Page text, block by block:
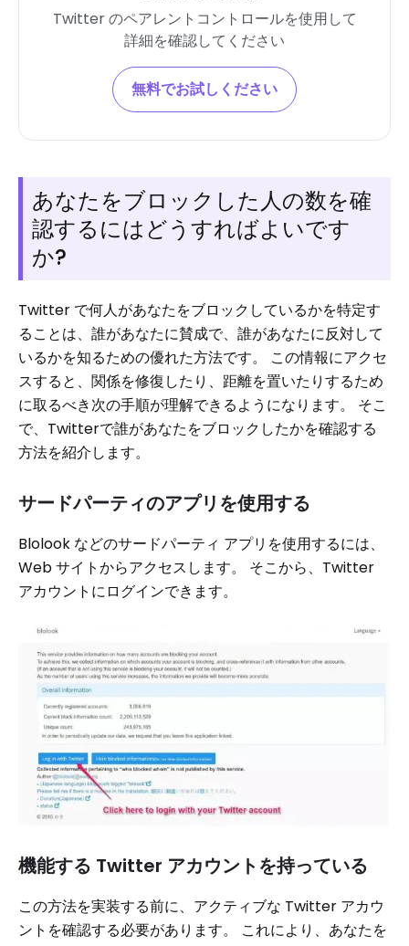
Twitter のペアレントコントロールを使用して
詳細を確認してください
無料でお試しください
あなたをブロックした人の数を確
認するにはどうすればよいです
か?
Twitter で何人があなたをブロックしているかを特定す
ることは、誰があなたに賛成で、誰があなたに反対して
いるかを知るための優れた方法です。 この情報にアクセ
スすると、関係を修復したり、距離を置いたりするため
に取るべき次の手順が理解できるようになります。 そこ
で、Twitterで誰があなたをブロックしたかを確認する
方法を紹介します。
サードパーティのアプリを使用する
Blolook などのサードパーティ アプリを使用するには、
Web サイトからアクセスします。 そこから、Twitter
アカウントにログインできます。
機能する Twitter アカウントを持っている
この方法を実装する前に、アクティブな Twitter アカウ
ントを確認する必要があります。 これにより、あなたを